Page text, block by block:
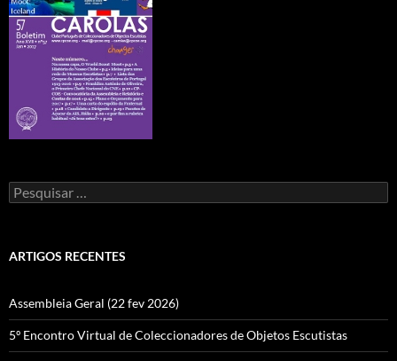
Pesquisar
por:
ARTIGOS RECENTES
Assembleia Geral (22 fev 2026)
5º Encontro Virtual de Coleccionadores de Objetos Escutistas